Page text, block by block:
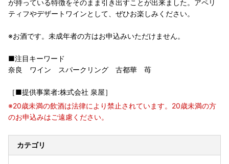
が持っている特徴をそのまま引き出すことが出来ました。アペリ
ティフやデザートワインとして、ぜひお楽しみください。
※お酒です。未成年者の方はお申込みいただけません。
■注目キーワード
奈良 ワイン スパークリング 古都華 苺
［■提供事業者:株式会社 泉屋］
※20歳未満の飲酒は法律により禁止されています。20歳未満の方
のお申込みはご遠慮ください。
カテゴリ